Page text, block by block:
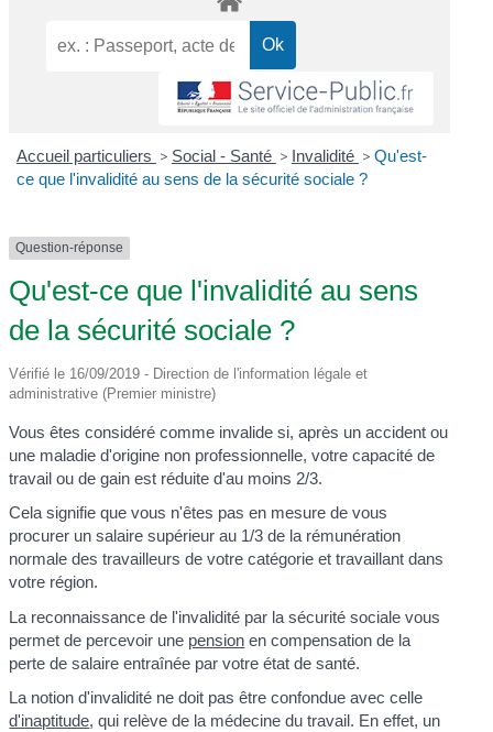
Accueil particuliers > Social - Santé > Invalidité > Qu'est-
ce que l'invalidité au sens de la sécurité sociale ?
Question-réponse
Qu'est-ce que l'invalidité au sens
de la sécurité sociale ?
Vérifié le 16/09/2019 - Direction de l'information légale et
administrative (Premier ministre)
Vous êtes considéré comme invalide si, après un accident ou
une maladie d'origine non professionnelle, votre capacité de
travail ou de gain est réduite d'au moins 2/3.
Cela signifie que vous n'êtes pas en mesure de vous
procurer un salaire supérieur au 1/3 de la rémunération
normale des travailleurs de votre catégorie et travaillant dans
votre région.
La reconnaissance de l'invalidité par la sécurité sociale vous
permet de percevoir une pension en compensation de la
perte de salaire entraînée par votre état de santé.
La notion d'invalidité ne doit pas être confondue avec celle
d'inaptitude, qui relève de la médecine du travail. En effet, un